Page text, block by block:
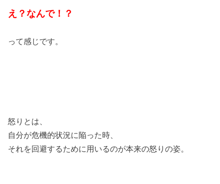
え？なんで！？
って感じです。
怒りとは、
自分が危機的状況に陥った時、
それを回避するために用いるのが本来の怒りの姿。